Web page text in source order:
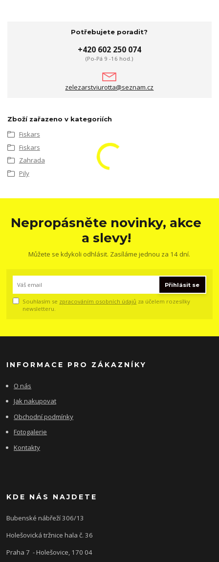
Potřebujete poradit?
+420 602 250 074
(Po-Pá 9 -16 hod.)
zelezarstviurotta@seznam.cz
Zboží zařazeno v kategoriích
Fiskars
Fiskars
Zahrada
Pily
Nepropásněte novinky, akce
a slevy!
Můžete se kdykoli odhlásit. Zasíláme jednou za 14 dní.
Přihlásit se
Souhlasím se zpracováním osobních údajů za účelem rozesílky
newsletteru.
INFORMACE PRO ZÁKAZNÍKY
O nás
Jak nakupovat
Obchodní podmínky
Fotogalerie
Kontakty
KDE NÁS NAJDETE
Bubenské nábřeží 306/13
Holešovická tržnice hala č. 36
Praha 7 - Holešovice, 170 04